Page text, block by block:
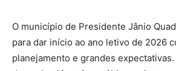
O município de Presidente Jânio
para dar início ao ano letivo de 2026
planejamento e grandes